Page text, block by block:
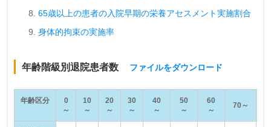
65歳以上の患者の入院早期の栄養アセスメント実施割合
身体的拘束の実施率
年齢階級別退院患者数 ファイルをダウンロード
年齢区分
0
～
10
～
20
～
30
～
40
～
50
～
60
～
70～